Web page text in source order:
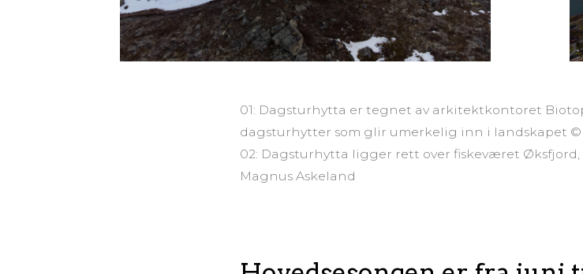
01: Dagsturhytta er tegnet av arkitektkontoret
dagsturhytter som glir umerkelig inn i landskapet ©
02: Dagsturhytta ligger rett over fiskeværet
Magnus Askeland